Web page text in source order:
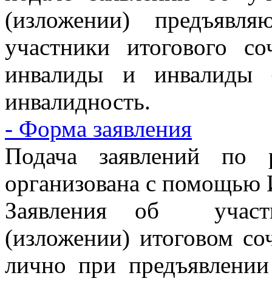
(изложении)
участники итогового
инвалиды и инвалиды
инвалидность.
- Форма заявления
Подача заявлений
организована с
Заявления об
(изложении) итоговом
лично при